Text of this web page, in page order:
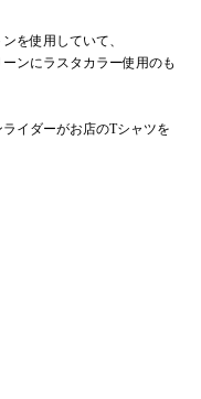
を使用していて、
ンにラスタカラー使用のも
イダーがお店のTシャツを